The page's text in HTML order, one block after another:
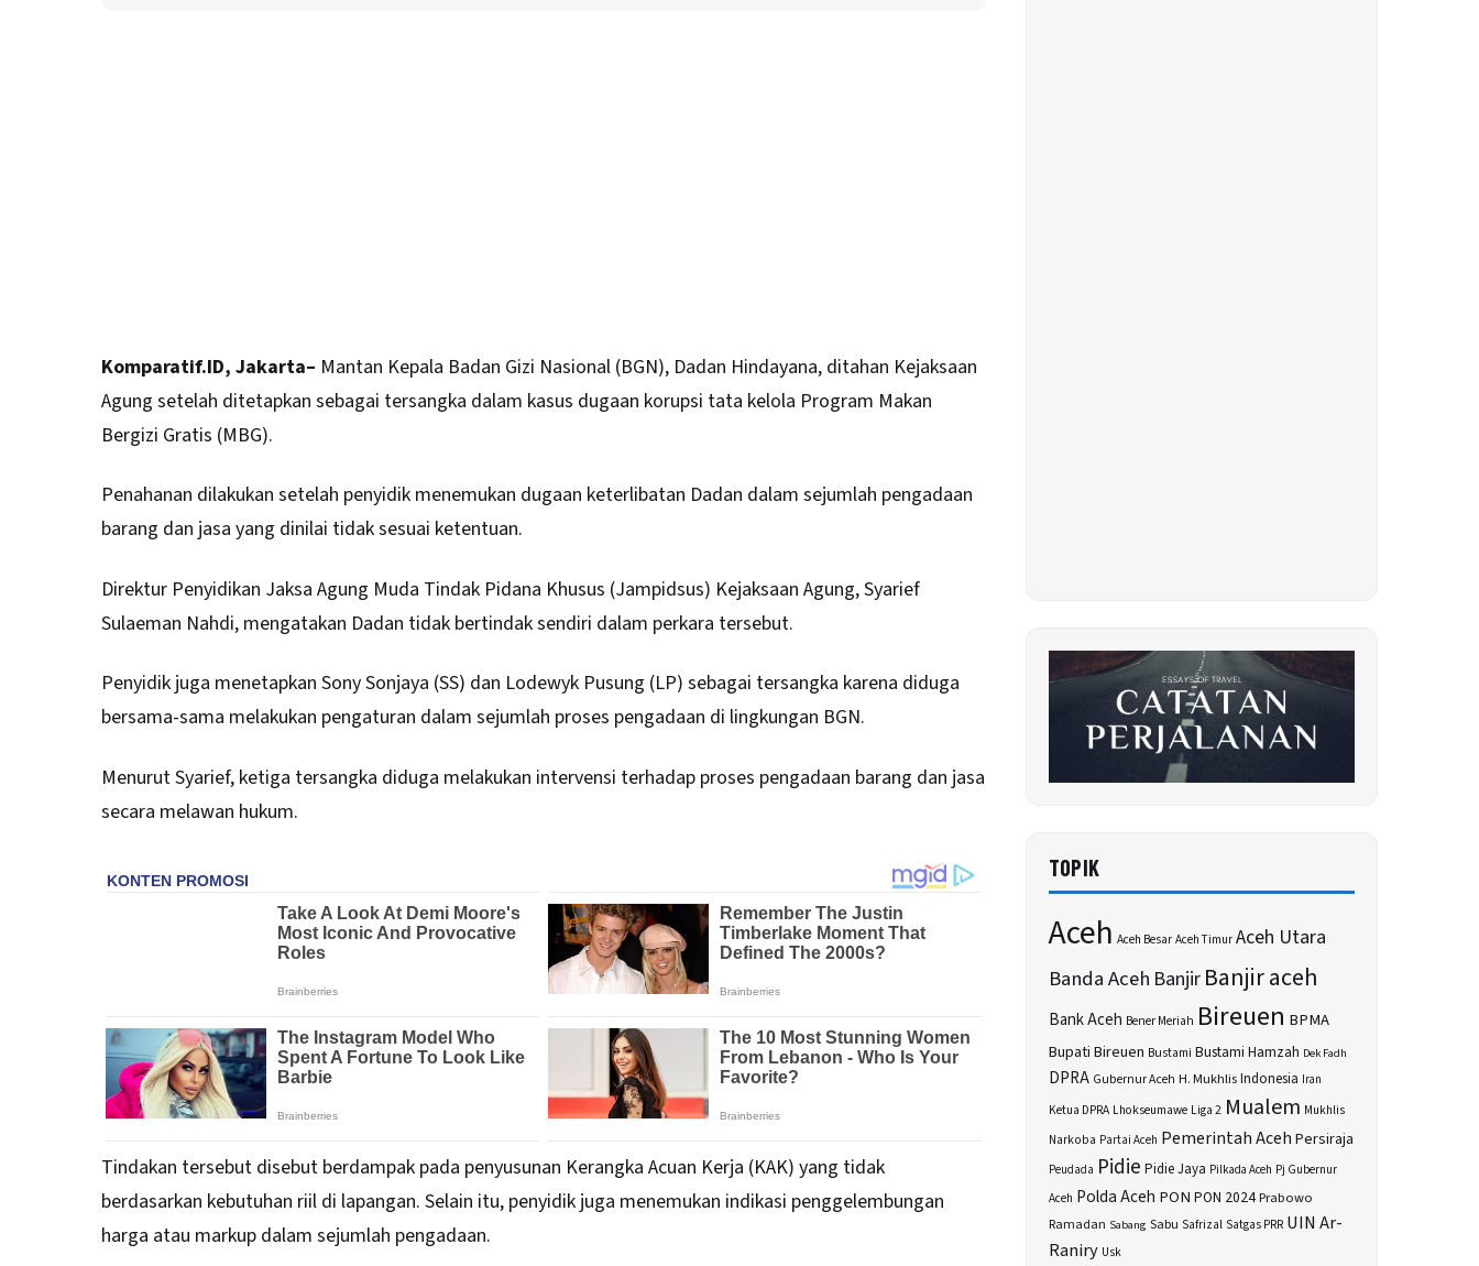
Komparatif.ID, Jakarta– Mantan Kepala Badan Gizi Nasional (BGN), Dadan Hindayana, ditahan Kejaksaan
Agung setelah ditetapkan sebagai tersangka dalam kasus dugaan korupsi tata kelola Program Makan
Bergizi Gratis (MBG).
Penahanan dilakukan setelah penyidik menemukan dugaan keterlibatan Dadan dalam sejumlah pengadaan
barang dan jasa yang dinilai tidak sesuai ketentuan.
Direktur Penyidikan Jaksa Agung Muda Tindak Pidana Khusus (Jampidsus) Kejaksaan Agung, Syarief
Sulaeman Nahdi, mengatakan Dadan tidak bertindak sendiri dalam perkara tersebut.
Penyidik juga menetapkan Sony Sonjaya (SS) dan Lodewyk Pusung (LP) sebagai tersangka karena diduga
bersama-sama melakukan pengaturan dalam sejumlah proses pengadaan di lingkungan BGN.
Menurut Syarief, ketiga tersangka diduga melakukan intervensi terhadap proses pengadaan barang dan jasa
secara melawan hukum.
Tindakan tersebut disebut berdampak pada penyusunan Kerangka Acuan Kerja (KAK) yang tidak
berdasarkan kebutuhan riil di lapangan. Selain itu, penyidik juga menemukan indikasi penggelembungan
harga atau markup dalam sejumlah pengadaan.
TOPIK
Aceh Aceh Besar Aceh Timur Aceh Utara
Banda Aceh BanjirBanjir aceh
Bank Aceh Bener Meriah Bireuen BPMA
Bupati Bireuen Bustami Bustami Hamzah Dek Fadh
DPRA Gubernur Aceh H. MukhlisIndonesia Iran
Ketua DPRA Lhokseumawe Liga 2 Mualem Mukhlis
Narkoba Partai Aceh Pemerintah AcehPersiraja
Peudada Pidie Pidie Jaya Pilkada Aceh Pj Gubernur
Aceh Polda Aceh PON PON 2024Prabowo
Ramadan Sabang Sabu SafrizalSatgas PRR UIN Ar-
Raniry Usk